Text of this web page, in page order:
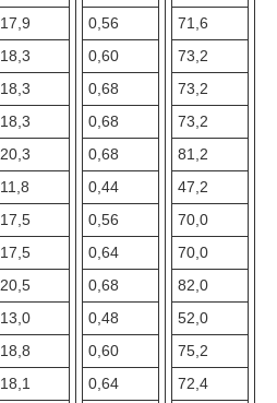
17,9
18,3
18,3
18,3
20,3
11,8
17,5
17,5
20,5
13,0
18,8
18,1
0,56
0,60
0,68
0,68
0,68
0,44
0,56
0,64
0,68
0,48
0,60
0,64
71,6
73,2
73,2
73,2
81,2
47,2
70,0
70,0
82,0
52,0
75,2
72,4